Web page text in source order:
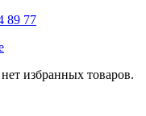
89 77
избранных товаров.